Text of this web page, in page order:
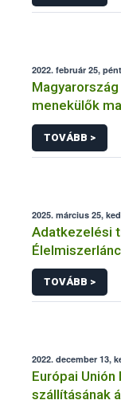
2022. február 25,
menekülők
TOVÁBB >
2025. március 25,
Adatkezelési
TOVÁBB >
2022. december 13,
Európai
szállításának